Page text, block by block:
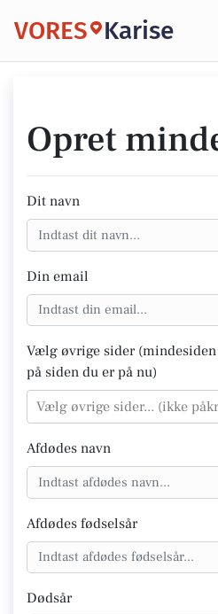
VORES Karise
Opret
Dit navn
Din email
Vælg øvrige sider
på siden du er på nu)
Vælg øvrige sider... (ikke
Afdødes navn
Afdødes fødselsår
Dødsår